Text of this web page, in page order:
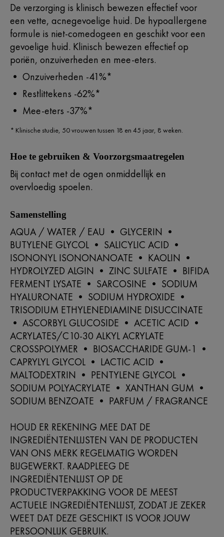
De verzorging is klinisch bewezen effectief voor
een vette, acnegevoelige huid. De hypoallergene
formule is niet-comedogeen en geschikt voor een
gevoelige huid. Klinisch bewezen effectief op
poriën, onzuiverheden en mee-eters.
• Onzuiverheden -41%*
• Restlittekens -62%*
• Mee-eters -37%*
* Klinische studie, 50 vrouwen tussen 18 en 45 jaar, 8 weken.
Hoe te gebruiken & Voorzorgsmaatregelen
Bij contact met de ogen onmiddellijk en
overvloedig spoelen.
Samenstelling
AQUA / WATER / EAU • GLYCERIN •
BUTYLENE GLYCOL • SALICYLIC ACID •
ISONONYL ISONONANOATE • KAOLIN •
HYDROLYZED ALGIN • ZINC SULFATE • BIFIDA
FERMENT LYSATE • SARCOSINE • SODIUM
HYALURONATE • SODIUM HYDROXIDE •
TRISODIUM ETHYLENEDIAMINE DISUCCINATE
• ASCORBYL GLUCOSIDE • ACETIC ACID •
ACRYLATES/C10-30 ALKYL ACRYLATE
CROSSPOLYMER • BIOSACCHARIDE GUM-1 •
CAPRYLYL GLYCOL • LACTIC ACID •
MALTODEXTRIN • PENTYLENE GLYCOL •
SODIUM POLYACRYLATE • XANTHAN GUM •
SODIUM BENZOATE • PARFUM / FRAGRANCE
HOUD ER REKENING MEE DAT DE
INGREDIËNTENLIJSTEN VAN DE PRODUCTEN
VAN ONS MERK REGELMATIG WORDEN
BIJGEWERKT. RAADPLEEG DE
INGREDIËNTENLIJST OP DE
PRODUCTVERPAKKING VOOR DE MEEST
ACTUELE INGREDIËNTENLIJST, ZODAT JE ZEKER
WEET DAT DEZE GESCHIKT IS VOOR JOUW
PERSOONLIJK GEBRUIK.